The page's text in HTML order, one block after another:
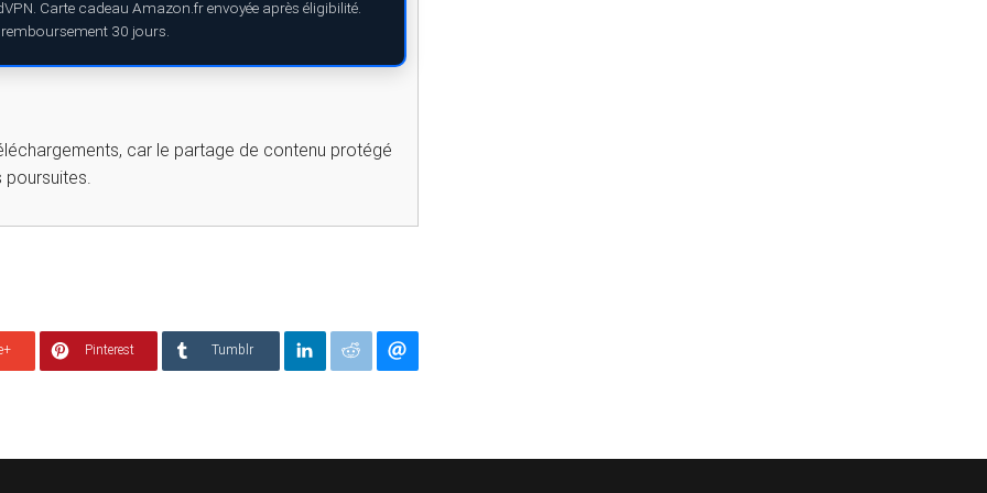
Carte cadeau Amazon.fr envoyée après éligibilité.
30 jours.
car le partage de contenu protégé
poursuites.
Pinterest Tumblr